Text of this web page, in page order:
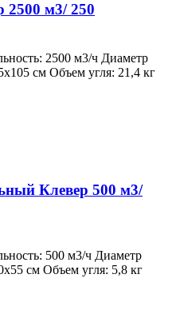
2500 м3/ 250
2500 м3/ч Диаметр
см Объем угля: 21,4 кг
Клевер 500 м3/
500 м3/ч Диаметр
см Объем угля: 5,8 кг